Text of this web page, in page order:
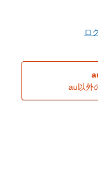
ロ
au以外